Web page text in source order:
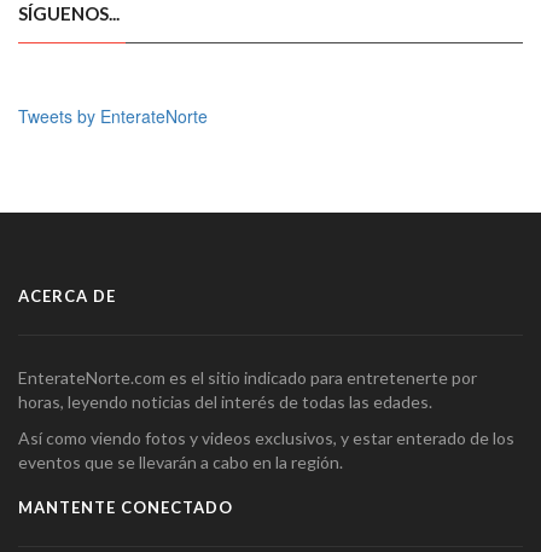
SÍGUENOS...
Tweets by EnterateNorte
ACERCA DE
EnterateNorte.com es el sitio indicado para entretenerte por
horas, leyendo noticias del interés de todas las edades.
Así como viendo fotos y videos exclusivos, y estar enterado de los
eventos que se llevarán a cabo en la región.
MANTENTE CONECTADO